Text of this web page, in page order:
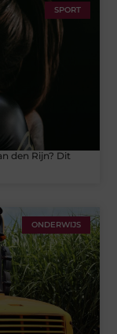
SPORT
den Rijn? Dit
ONDERWIJS